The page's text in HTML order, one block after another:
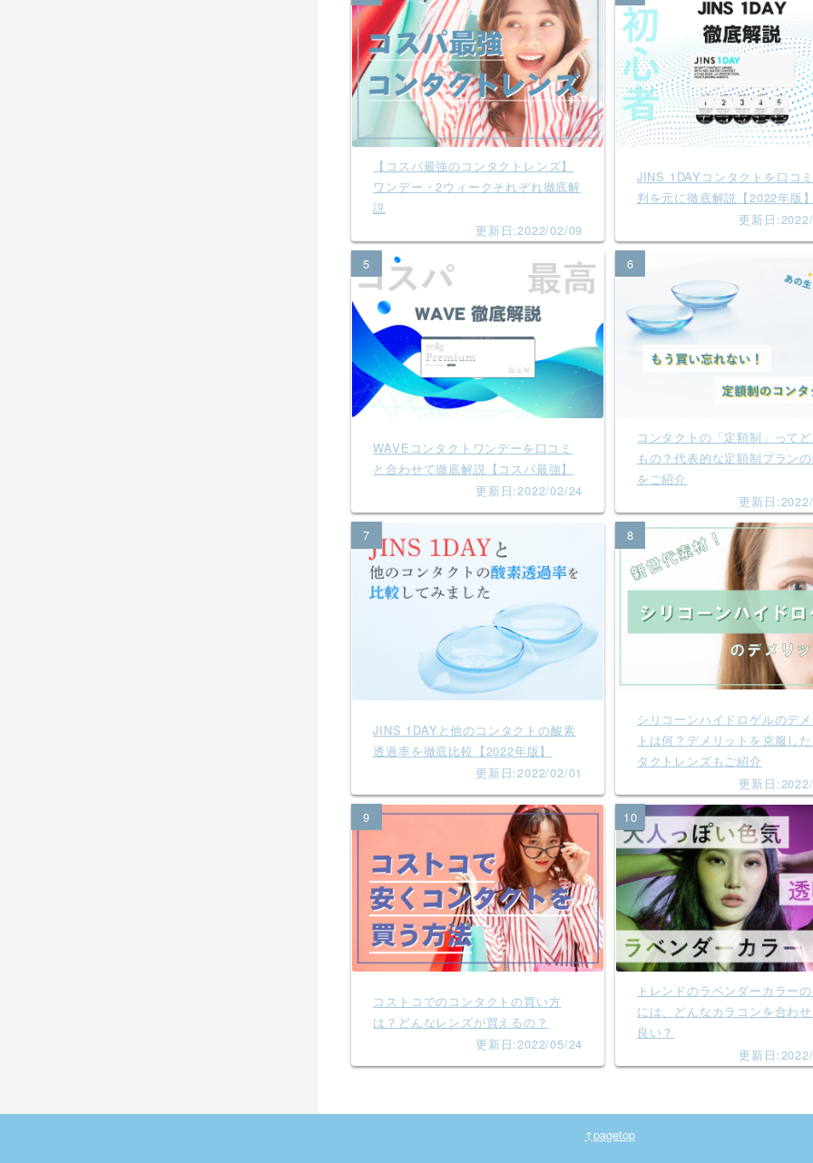
【コスパ最強のコンタクトレンズ】
ワンデー・2ウィークそれぞれ徹底解
説
更新日:2022/02/09
JINS 1DAYコンタクトを口コ
判を元に徹底解説【2022年版
更新日
5
WAVEコンタクトワンデーを口コミ
と合わせて徹底解説【コスパ最強】
更新日:2022/02/24
6
コンタクトの「定額制」って
もの？代表的な定額制プラン
をご紹介
更新日
7
JINS 1DAYと他のコンタクトの酸素
透過率を徹底比較【2022年版】
更新日:2022/02/01
8
シリコーンハイドロゲルのデ
トは何？デメリットを克服し
タクトレンズもご紹介
更新日
9
コストコでのコンタクトの買い方
は？どんなレンズが買えるの？
更新日:2022/05/24
10
トレンドのラベンダーカラー
には、どんなカラコンを合わ
良い？
更新日
↑pagetop